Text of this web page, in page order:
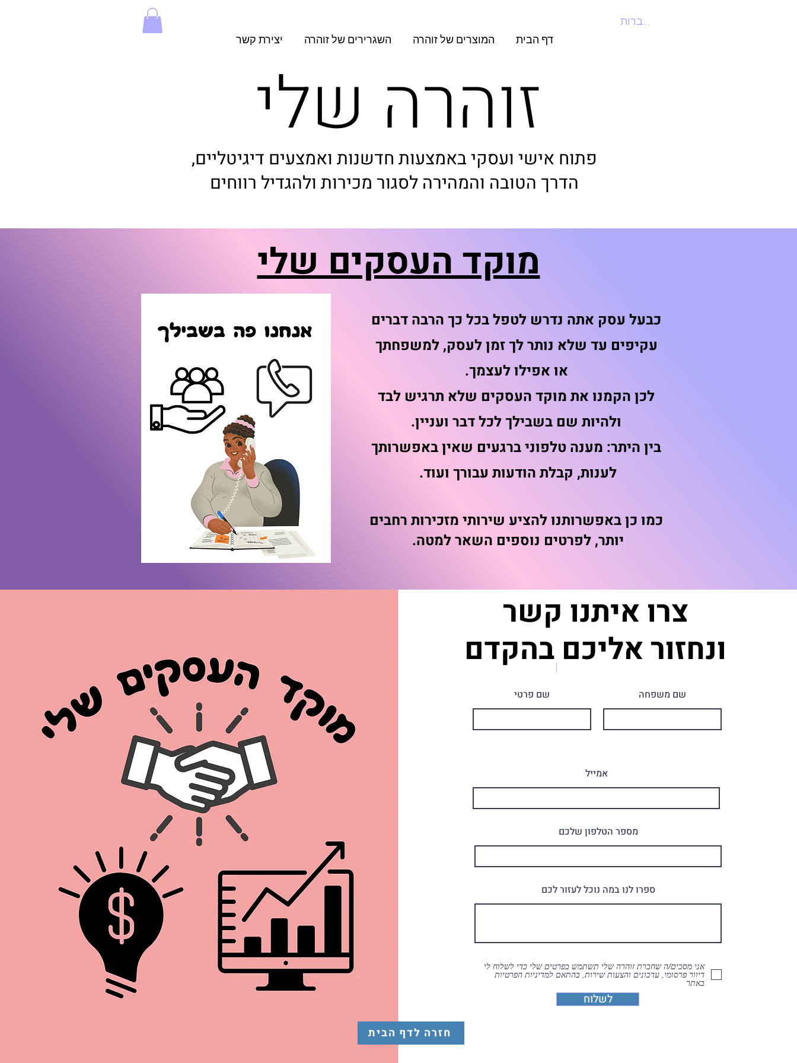
להתחברות
זוהרה שלי
דף הבית המוצרים של זוהרה השגרירים של זוהרה יצירת קשר
פתוח אישי ועסקי באמצעות חדשנות ואמצעים דיגיטליים,
הדרך הטובה והמהירה לסגור מכירות ולהגדיל רווחים
מוקד העסקים שלי
כבעל עסק אתה נדרש לטפל בכל כך הרבה דברים
עקיפים עד שלא נותר לך זמן לעסק, למשפחתך
או אפילו לעצמך.
לכן הקמנו את מוקד העסקים שלא תרגיש לבד
ולהיות שם בשבילך לכל דבר ועניין.
בין היתר: מענה טלפוני ברגעים שאין באפשרותך
לענות, קבלת הודעות עבורך ועוד.
כמו כןבאפשרותנו להציע שירותי מזכירות רחבים
יותר, לפרטים נוספים השאר למטה.
צרו איתנו קשר
ונחזור אליכם בהקדם
שם פרטי שם משפחה
אמייל
מספר הטלפון שלכם
ספרו לנו במה נוכל לעזור לכם
אני מסכים/ה שחברת זוהרה שלי תשתמש בפרטים שלי כדי לשלוח לי
דיוור פרסומי, עדכונים והצעות שירות, בהתאם למדיניות הפרטיות
באתר
לשלוח
חזרה לדף הבית